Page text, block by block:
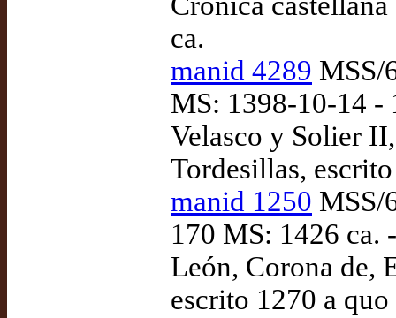
ca.
manid 4289 MSS/
MS: 1398-10-14 -
Velasco y Solier
Tordesillas,
manid 1250 MSS/
170 MS: 1426 ca.
León, Corona de,
escrito 1270 a